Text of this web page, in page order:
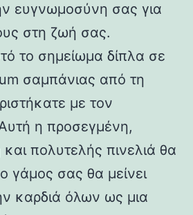
ευγνωμοσύνη σας για
στη ζωή σας.
το σημείωμα δίπλα σε
σαμπάνιας από τη
με τον
η προσεγμένη,
πολυτελής πινελιά θα
γάμος σας θα μείνει
καρδιά όλων ως μια